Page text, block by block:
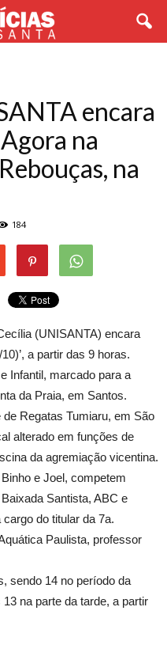
encara
na
na
184
(UNISANTA) encara
a partir das 9 horas.
Infantil, marcado para a
da Praia, em Santos.
Regatas Tumiaru, em São
alterado em funções de
da agremiação vicentina.
e Joel, competem
Santista, ABC e
do titular da 7a.
Paulista, professor
sendo 14 no período da
na parte da tarde, a partir